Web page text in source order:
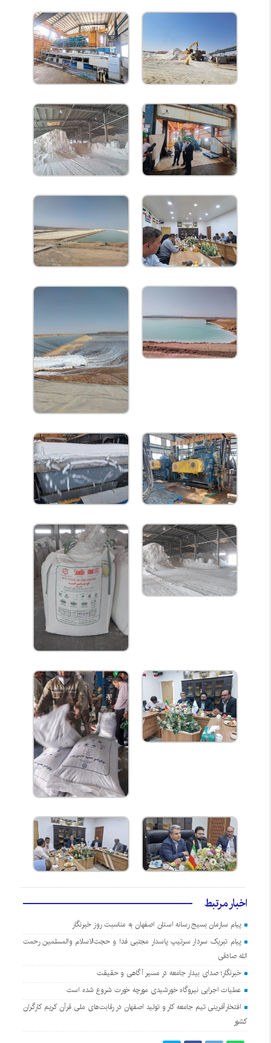
اخبار مرتبط
پیام سازمان بسیج رسانه استان اصفهان به مناسبت روز خبرنگار
پیام تبریک سردار سرتیپ پاسدار مجتبی فدا و حجت‌الاسلام والمسلمین رحمت
الله صادقی
خبرنگار؛ صدای بیدار جامعه در مسیر آگاهی و حقیقت
عملیات اجرایی نیروگاه خورشیدی مورچه خورت شروع شده است
افتخارآفرینی تیم جامعه کار و تولید اصفهان در رقابت‌های ملی قرآن کریم کارگران
کشور